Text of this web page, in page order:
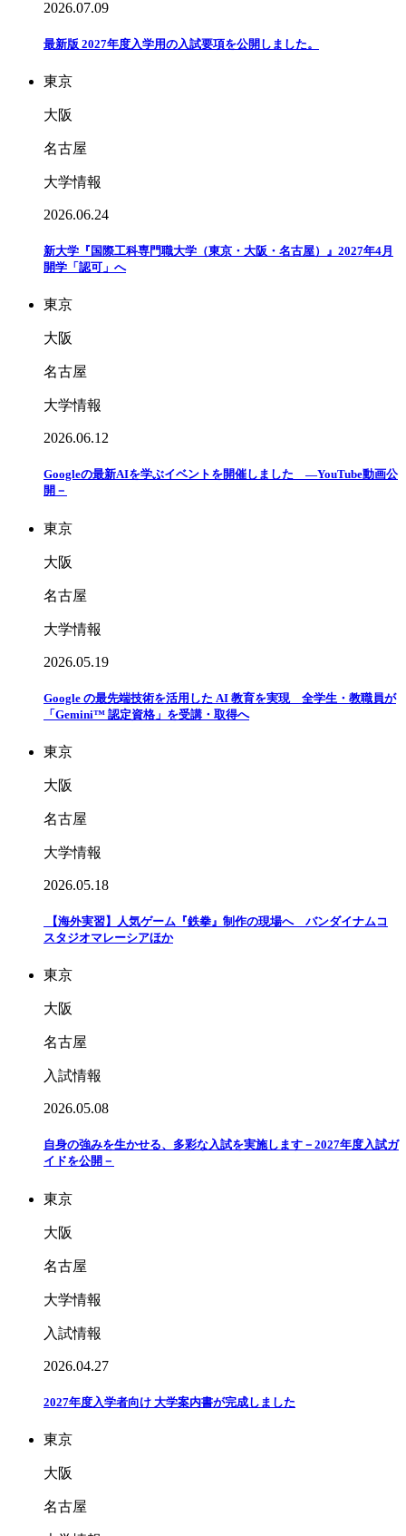
2026.07.09
最新版 2027年度入学用の入試要項を公開しました。
東京
大阪
名古屋
大学情報
2026.06.24
新大学『国際工科専門職大学（東京・大阪・名古屋）』2027年4月
開学「認可」へ
東京
大阪
名古屋
大学情報
2026.06.12
Googleの最新AIを学ぶイベントを開催しました ―YouTube動画公
開－
東京
大阪
名古屋
大学情報
2026.05.19
Google の最先端技術を活用した AI 教育を実現 全学生・教職員が
「Gemini™ 認定資格」を受講・取得へ
東京
大阪
名古屋
大学情報
2026.05.18
【海外実習】人気ゲーム『鉄拳』制作の現場へ バンダイナムコ
スタジオマレーシアほか
東京
大阪
名古屋
入試情報
2026.05.08
自身の強みを生かせる、多彩な入試を実施します－2027年度入試ガ
イドを公開－
東京
大阪
名古屋
大学情報
入試情報
2026.04.27
2027年度入学者向け 大学案内書が完成しました
東京
大阪
名古屋